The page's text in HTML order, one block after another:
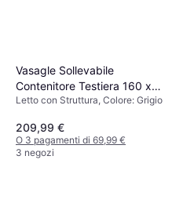
Vasagle Sollevabile
Contenitore Testiera 160 x
200 cm Letto con Struttura
Letto con Struttura, Colore: Grigio
209,99 €
O 3 pagamenti di 69,99 €
3 negozi